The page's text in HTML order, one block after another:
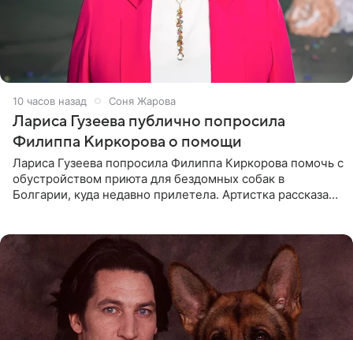
10 часов назад Соня Жарова
Лариса Гузеева публично попросила
Филиппа Киркорова о помощи
Лариса Гузеева попросила Филиппа Киркорова помочь с
обустройством приюта для бездомных собак в
Болгарии, куда недавно прилетела. Артистка рассказала